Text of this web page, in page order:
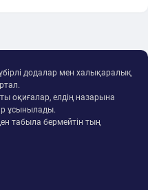
додалар мен халықаралық
оқиғалар, елдің назарына
ұсынылады.
табыла бермейтін тың